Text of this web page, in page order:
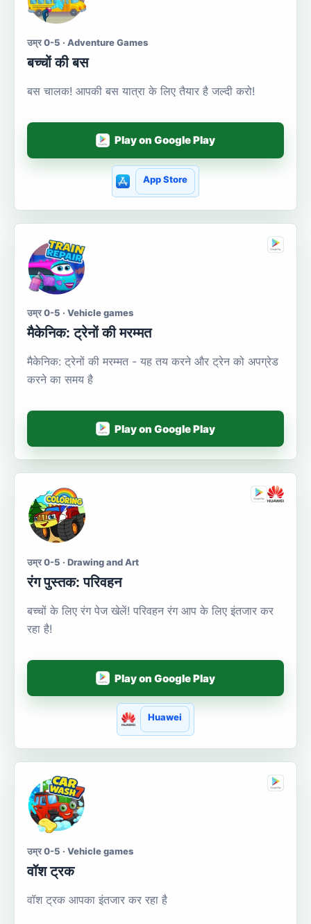
उम्र 0-5 · Adventure Games
बच्चों की बस
बस चालक! आपकी बस यात्रा के लिए तैयार है जल्दी करो!
Play on Google Play
App Store
उम्र 0-5 · Vehicle games
मैकेनिक: ट्रेनों की मरम्मत
मैकेनिक: ट्रेनों की मरम्मत - यह तय करने और ट्रेन को अपग्रेड
करने का समय है
Play on Google Play
उम्र 0-5 · Drawing and Art
रंग पुस्तक: परिवहन
बच्चों के लिए रंग पेज खेलें! परिवहन रंग आप के लिए इंतजार कर
रहा है!
Play on Google Play
Huawei
उम्र 0-5 · Vehicle games
वॉश ट्रक
वॉश ट्रक आपका इंतजार कर रहा है